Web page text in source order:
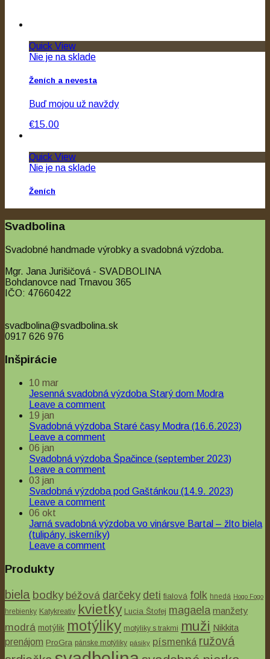
Quick View
Nie je na sklade
Ženích a nevesta
Buď mojou už navždy
€15.00
Quick View
Nie je na sklade
Ženích
Quick View
Ženích
Svadbolina
Svadobné handmade výrobky a svadobná výzdoba.
Mgr. Jana Jurišičová - SVADBOLINA
Bohdanovce nad Trnavou 365
IČO: 47660422
svadbolina@svadbolina.sk
0917 626 976
Inšpirácie
10 mar
Jesenná svadobná výzdoba Starý dom Modra
Leave a comment
19 jan
Svadobná výzdoba Staré časy Modra (16.6.2023)
Leave a comment
06 jan
Svadobná výzdoba Špačince (september 2023)
Leave a comment
03 jan
Svadobná výzdoba pod Gaštánkou (14.9. 2023)
Leave a comment
06 okt
Jarná svadobná výzdoba vo vinársve Bartal – žlto biela
(tulipány, iskerníky)
Leave a comment
Produkty
biela bodky béžová darčeky deti fialová folk hnedá Hogo Fogo
hrebienky Katykreativ kvietky Lucia Štofej magaela manžety
modrá motýlik motýliky motýliky s trakmi muži Nikkita
prenájom ProGra pánske motýliky pásiky písmenká ružová